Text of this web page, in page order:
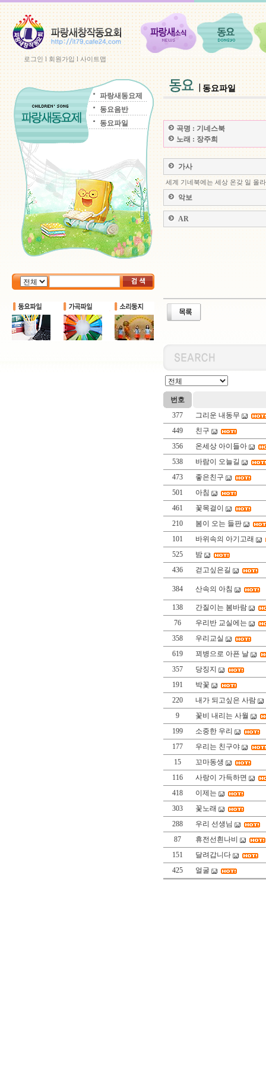
로그인l 회원가입l사이트맵
파랑새동요제
동요음반
동요파일
동요파일
곡명 : 기네스북
노래 : 장주희
가사
세계 기네북에는 세상 온갖 일 올
악보
AR
번호
377
그리운 내동무
449
친구
356
온세상 아이들아
538
바람이 오늘길
473
좋은친구
501
아침
461
꽃목걸이
210
봄이 오는 들판
101
바위속의 아기고래
525
밤
436
걷고싶은길
384 산속의 아침
138
간질이는 봄바람
76
우리반 교실에는
358
우리교실
619
꾀병으로 아픈 날
357
당징지
191
박꽃
220
내가 되고싶은 사람
9
꽃비 내리는 사월
199
소중한 우리
177
우리는 친구야
15
꼬마동생
116
사랑이 가득하면
418
이제는
303
꽃노래
288
우리 선생님
87
휴전선흰나비
151
달려갑니다
425
얼굴